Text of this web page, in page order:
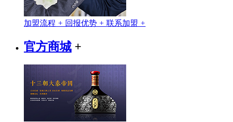
加盟流程 + 回报优势 + 联系加盟 +
官方商城 +